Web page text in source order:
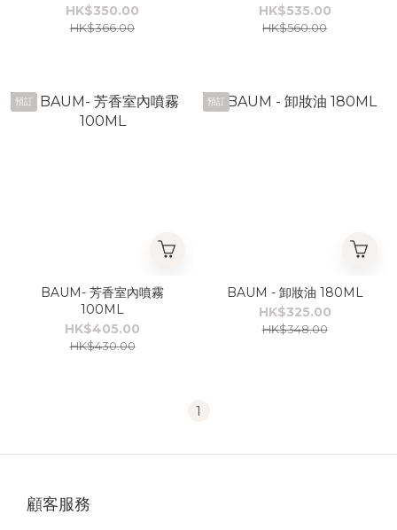
HK$350.00
HK$366.00
HK$535.00
HK$560.00
預訂
BAUM- 芳香室內噴霧
100ML
HK$405.00
HK$430.00
預訂
BAUM - 卸妝油 180ML
HK$325.00
HK$348.00
1
顧客服務